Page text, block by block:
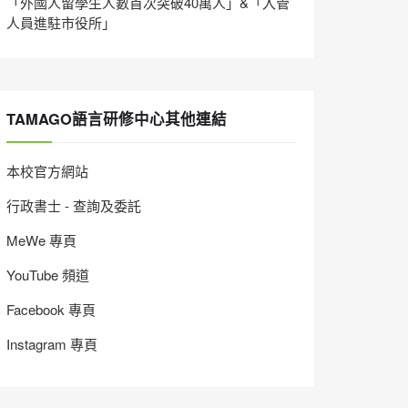
人員進駐市役所」
TAMAGO語言研修中心其他連結
本校官方網站
行政書士 - 查詢及委託
MeWe 專頁
YouTube 頻道
Facebook 專頁
Instagram 專頁